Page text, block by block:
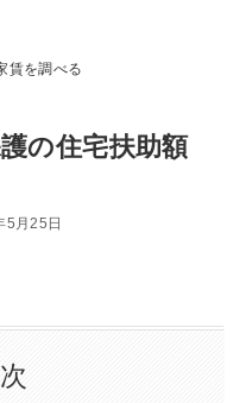
賃を調べる
の住宅扶助額
5月25日